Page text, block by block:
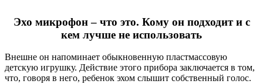
Эхо микрофон – что это. Кому он подходит и с
кем лучше не использовать
Внешне он напоминает обыкновенную пластмассовую
детскую игрушку. Действие этого прибора заключается в том,
что, говоря в него, ребенок эхом слышит собственный голос.